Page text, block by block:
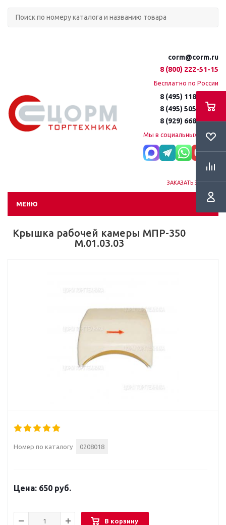
corm@corm.ru
8 (800) 222-51-15
Бесплатно по России
8 (495) 118-61-16
8 (495) 505-51-15
8 (929) 668-95-35
Мы в социальных сетях:
ЗАКАЗАТЬ ЗВОНОК
МЕНЮ
Крышка рабочей камеры МПР-350
М.01.03.03
Номер по каталогу 0208018
650 руб.
В корзину